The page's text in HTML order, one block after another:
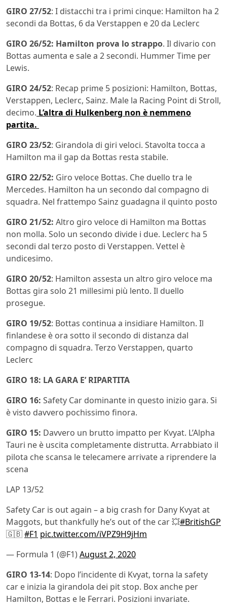
GIRO 27/52: I distacchi tra i primi cinque: Hamilton ha 2
secondi da Bottas, 6 da Verstappen e 20 da Leclerc
GIRO 26/52: Hamilton prova lo strappo. Il divario con
Bottas aumenta e sale a 2 secondi. Hummer Time per
Lewis.
GIRO 24/52: Recap prime 5 posizioni: Hamilton, Bottas,
Verstappen, Leclerc, Sainz. Male la Racing Point di Stroll,
decimo. L’altra di Hulkenberg non è nemmeno
partita.
GIRO 23/52: Girandola di giri veloci. Stavolta tocca a
Hamilton ma il gap da Bottas resta stabile.
GIRO 22/52: Giro veloce Bottas. Che duello tra le
Mercedes. Hamilton ha un secondo dal compagno di
squadra. Nel frattempo Sainz guadagna il quinto posto
GIRO 21/52: Altro giro veloce di Hamilton ma Bottas
non molla. Solo un secondo divide i due. Leclerc ha 5
secondi dal terzo posto di Verstappen. Vettel è
undicesimo.
GIRO 20/52: Hamilton assesta un altro giro veloce ma
Bottas gira solo 21 millesimi più lento. Il duello
prosegue.
GIRO 19/52: Bottas continua a insidiare Hamilton. Il
finlandese è ora sotto il secondo di distanza dal
compagno di squadra. Terzo Verstappen, quarto
Leclerc
GIRO 18: LA GARA E’ RIPARTITA
GIRO 16: Safety Car dominante in questo inizio gara. Si
è visto davvero pochissimo finora.
GIRO 15: Davvero un brutto impatto per Kvyat. L’Alpha
Tauri ne è uscita completamente distrutta. Arrabbiato il
pilota che scansa le telecamere arrivate a riprendere la
scena
LAP 13/52
Safety Car is out again – a big crash for Dany Kvyat at
Maggots, but thankfully he’s out of the car 💥#BritishGP
🇬🇧#F1 pic.twitter.com/iVPZ9H9jHm
— Formula 1 (@F1)August 2, 2020
GIRO 13-14: Dopo l’incidente di Kvyat, torna la safety
car e inizia la girandola dei pit stop. Box anche per
Hamilton, Bottas e le Ferrari. Posizioni invariate.